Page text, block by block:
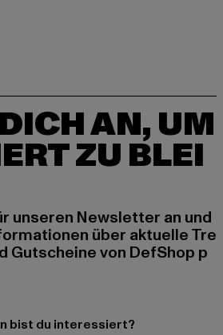
AN, UM
ZU BLEI
unseren Newsletter an und
über aktuelle Tre
Gutscheine von DefShop p
bist du interessiert?